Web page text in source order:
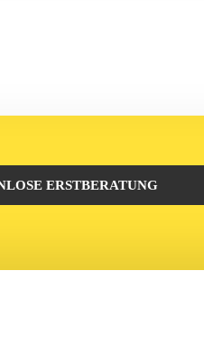
ERSTBERATUNG